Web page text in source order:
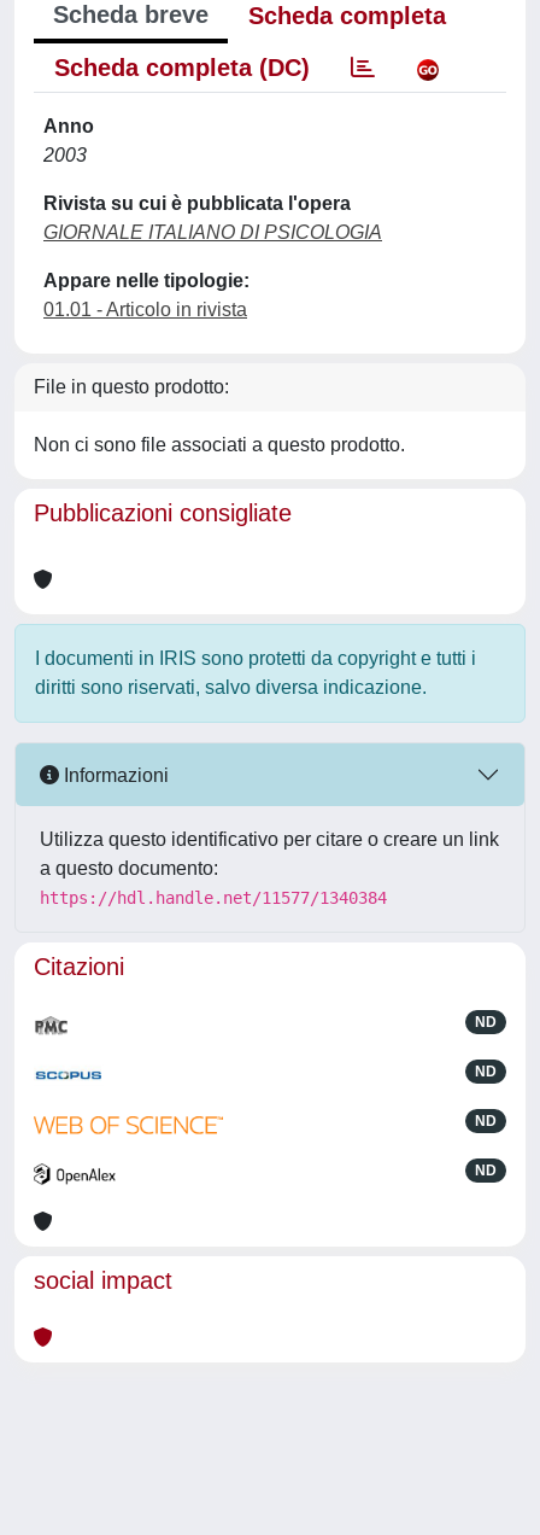
Scheda breve
Scheda completa
Scheda completa (DC)
Anno
2003
Rivista su cui è pubblicata l'opera
GIORNALE ITALIANO DI PSICOLOGIA
Appare nelle tipologie:
01.01 - Articolo in rivista
File in questo prodotto:
Non ci sono file associati a questo prodotto.
Pubblicazioni consigliate
I documenti in IRIS sono protetti da copyright e tutti i
diritti sono riservati, salvo diversa indicazione.
Informazioni
Utilizza questo identificativo per citare o creare un link
a questo documento:
https://hdl.handle.net/11577/1340384
Citazioni
ND
ND
ND
ND
social impact